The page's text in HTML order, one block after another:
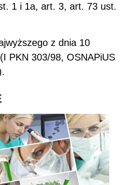
1 i 1a, art. 3, art. 73 ust.
z dnia 10
PKN 303/98, OSNAPiUS